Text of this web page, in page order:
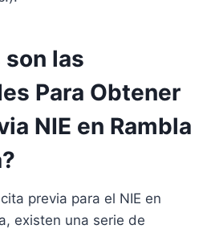
son las
Para Obtener
NIE en Rambla
previa para el NIE en
existen una serie de